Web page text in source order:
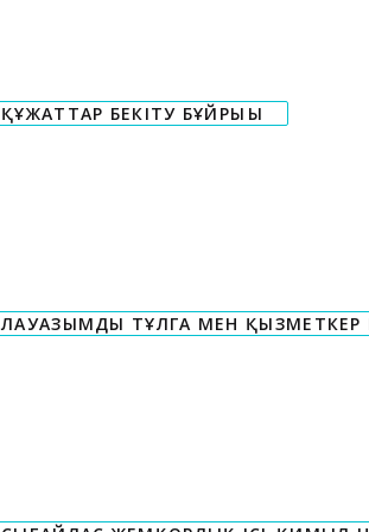
ҚҰЖАТТАР БЕКІТУ БҰЙРЫҒЫ
ЛАУАЗЫМДЫ ТҰЛГА МЕН ҚЫЗМЕТКЕР